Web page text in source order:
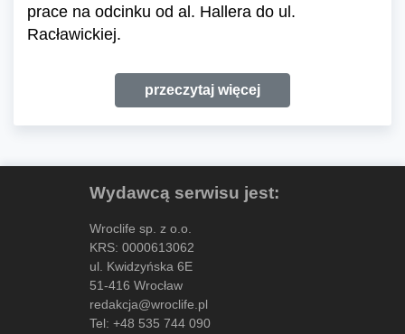
prace na odcinku od al. Hallera do ul.
Racławickiej.
przeczytaj więcej
Wydawcą serwisu jest:
Wroclife sp. z o.o.
KRS: 0000613062
ul. Kwidzyńska 6E
51-416 Wrocław
redakcja@wroclife.pl
Tel: +48 535 744 090